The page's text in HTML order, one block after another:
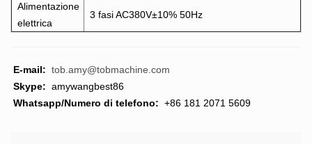
Alimentazione
elettrica
3 fasi AC380V±10% 50Hz
E-mail: tob.amy@tobmachine.com
Skype: amywangbest86
Whatsapp/Numero di telefono: +86 181 2071 5609